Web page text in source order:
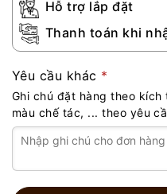
Hỗ trợ lắp đặt
Thanh toán khi
Yêu cầu khác *
Ghi chú đặt hàng theo
màu chế tác, ... theo yêu